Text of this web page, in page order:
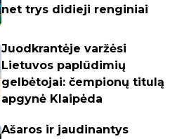
net trys didieji renginiai
Juodkrantėje varžėsi
Lietuvos paplūdimių
gelbėtojai: čempionų titulą
apgynė Klaipėda
Ašaros ir jaudinantys